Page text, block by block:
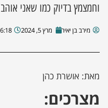
מקומית
עסקים
וחמצמץ בדיוק כמו שאני
מירב בן יאיר מרץ 5, 2024 6:18 pm
מאת: אושרת כהן
מצרכים: